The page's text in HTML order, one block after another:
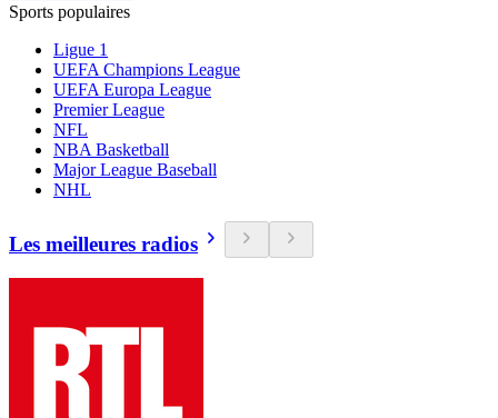
Sports populaires
Ligue 1
UEFA Champions League
UEFA Europa League
Premier League
NFL
NBA Basketball
Major League Baseball
NHL
Les meilleures radios